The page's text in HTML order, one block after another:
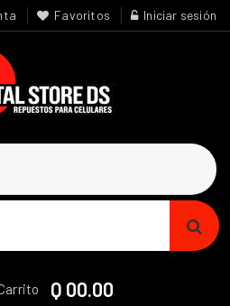
Favoritos Iniciar sesión
Q 00.00